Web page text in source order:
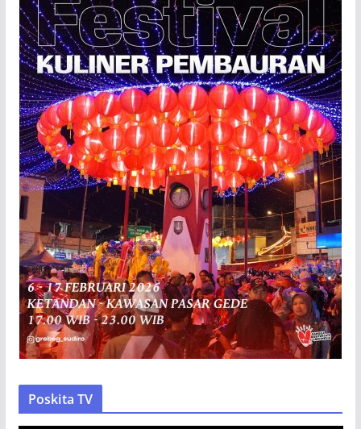
Poskita TV